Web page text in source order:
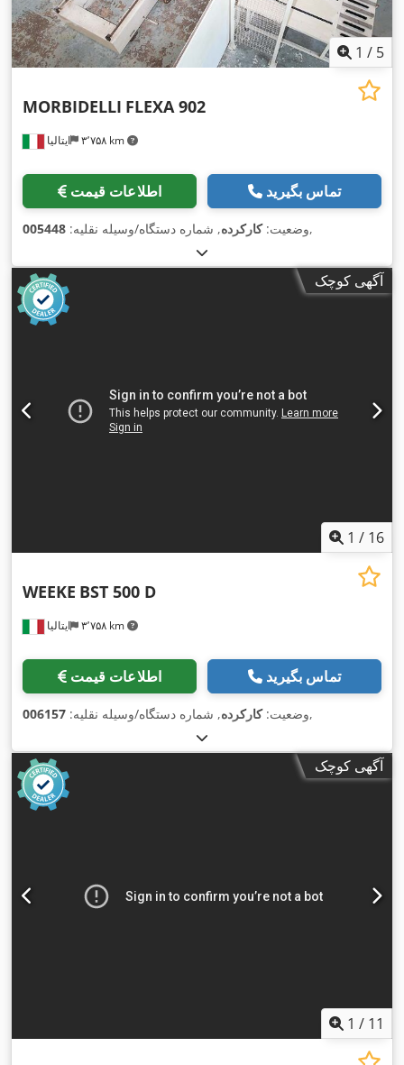
1 / 5
ایتالیا ۳٬۷۵۸ km
MORBIDELLI FLEXA 902
اطلاعات قیمت تماس بگیرید
وضعیت:کارکرده, شماره دستگاه/وسیله نقلیه: 005448 ,
آگهی کوچک
1 / 16
ایتالیا ۳٬۷۵۸ km
WEEKE BST 500 D
اطلاعات قیمت تماس بگیرید
وضعیت:کارکرده, شماره دستگاه/وسیله نقلیه: 006157 ,
آگهی کوچک
1 / 11